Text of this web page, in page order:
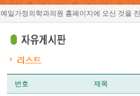
예일가정의학과의원 홈페이지에 오신 것을
번호 제목